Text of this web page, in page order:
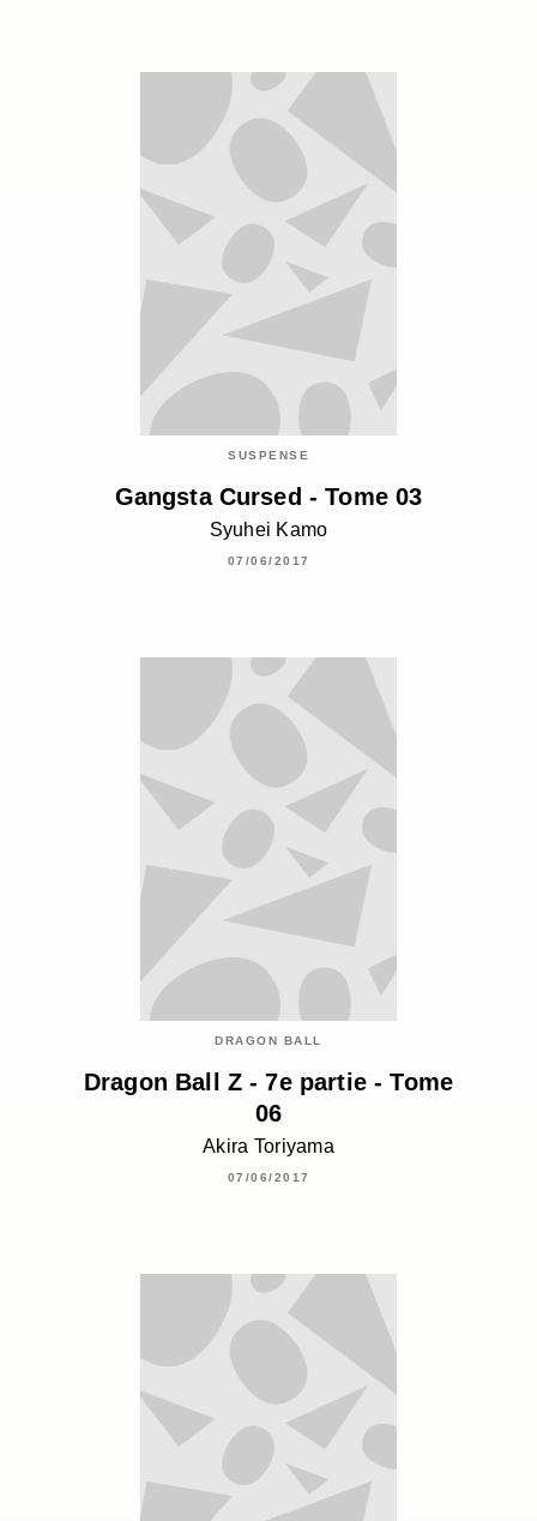
SUSPENSE
Gangsta Cursed - Tome 03
Syuhei Kamo
07/06/2017
DRAGON BALL
Dragon Ball Z - 7e partie - Tome
06
Akira Toriyama
07/06/2017